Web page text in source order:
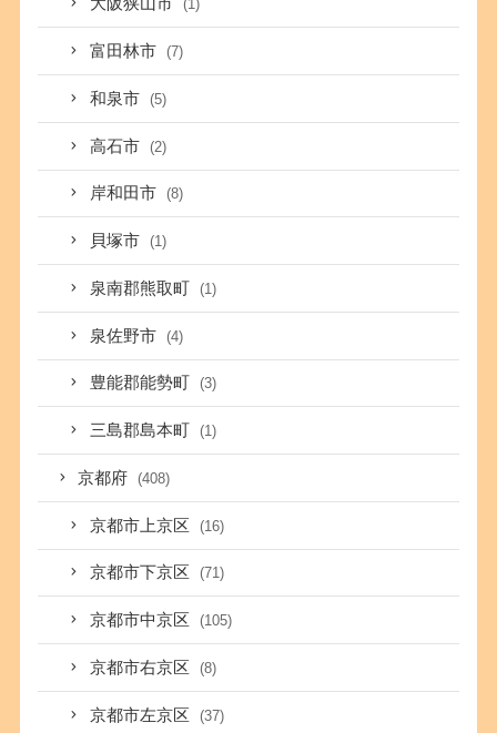
大阪狭山市 (1)
富田林市 (7)
和泉市 (5)
高石市 (2)
岸和田市 (8)
貝塚市 (1)
泉南郡熊取町 (1)
泉佐野市 (4)
豊能郡能勢町 (3)
三島郡島本町 (1)
京都府 (408)
京都市上京区 (16)
京都市下京区 (71)
京都市中京区 (105)
京都市右京区 (8)
京都市左京区 (37)